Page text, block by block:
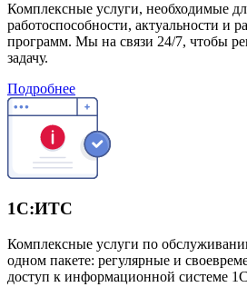
Комплексные услуги, необходимые
работоспособности, актуальности и
программ. Мы на связи 24/7, чтобы
задачу.
Подробнее
1С:ИТС
Комплексные услуги по
одном пакете: регулярные и
доступ к информационной системе